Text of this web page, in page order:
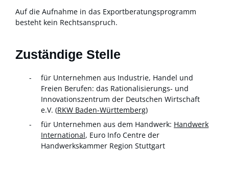
Auf die Aufnahme in das Exportberatungsprogramm
besteht kein Rechtsanspruch.
Zuständige Stelle
für Unternehmen aus Industrie, Handel und
Freien Berufen: das Rationalisierungs- und
Innovationszentrum der Deutschen Wirtschaft
e.V. (RKW Baden-Württemberg)
für Unternehmen aus dem Handwerk: Handwerk
International, Euro Info Centre der
Handwerkskammer Region Stuttgart